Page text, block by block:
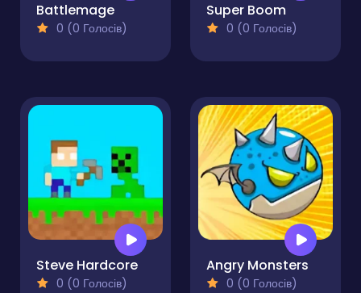
Battlemage
0 (0 Голосів)
Super Boom
0 (0 Голосів)
Steve Hardcore
0 (0 Голосів)
Angry Monsters
0 (0 Голосів)